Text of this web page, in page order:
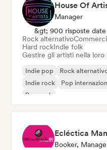
House Of
Manager
&gt; 900 risposte date
Rock alternativo
Hard rockIndie folk
Gestire gli artisti nella loro
Indie pop Rock
Indie rock
Pop
Pop rock
Ecléctica
Booker,